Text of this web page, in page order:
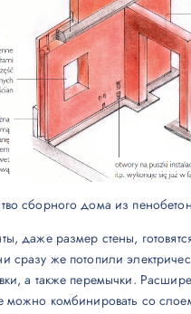
сборного дома из
даже размер стены,
сразу же потопили
а также перемычки.
можно комбинировать со